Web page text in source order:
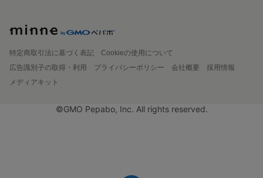
特定商取引法に基づく表記
Cookieの使用について
広告識別子の取得・利用
プライバシーポリシー 会社概要
採用情報
メディアキット
©GMO Pepabo, Inc. All rights reserved.